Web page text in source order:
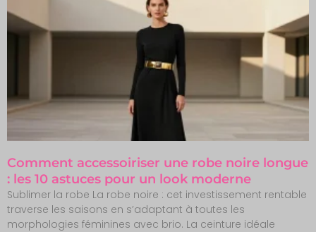
Comment accessoiriser une robe noire longue
: les 10 astuces pour un look moderne
Sublimer la robe La robe noire : cet investissement rentable
traverse les saisons en s’adaptant à toutes les
morphologies féminines avec brio. La ceinture idéale